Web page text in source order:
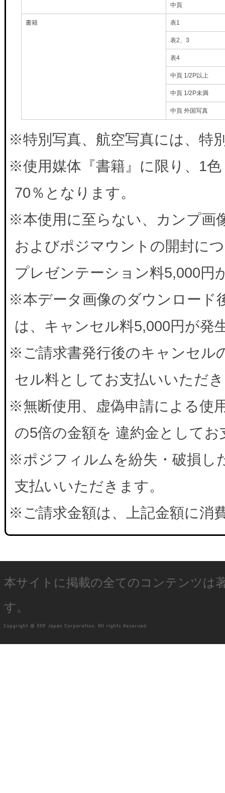
中頁
書籍 表1
表2、3
表4
中頁 1/2P以上
中頁 1/2P未満
中頁 外国写真
※特別写真、航空写真には、特
※使用媒体『書籍』に限り、1
70％となります。
※本使用に至らない、カンプ画
およびポジマウントの開封に
プレゼンテーション料5,000円
※本データ画像のダウンロード
は、キャンセル料5,000円が発
※ご請求書発行後のキャンセル
セル料としてお支払いいただ
※無断使用、虚偽申請による使
の5倍の金額を 違約金として
※ポジフィルムを紛失・破損し
支払いいただきます。
※ご請求金額は、上記金額に消
本サイトに掲載の全てのコンテンツは
す。